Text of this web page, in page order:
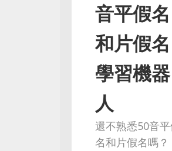
音平假名
和片假名
學習機器
人
還不熟悉50音
名和片假名嗎？